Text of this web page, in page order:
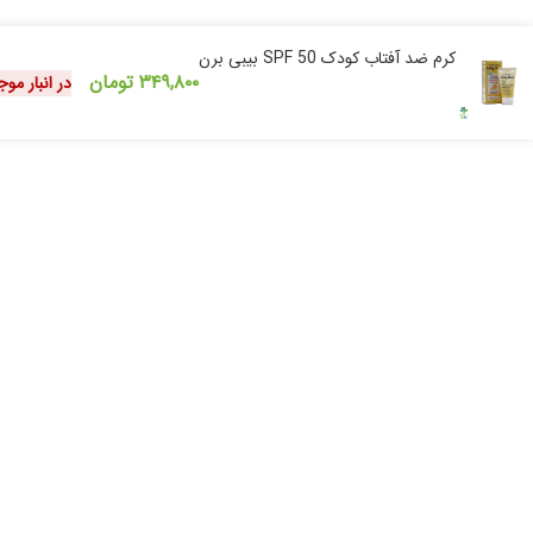
کرم ضد آفتاب کودک SPF 50 بیبی برن
۳۴۹,۸۰۰ تومان در انبار